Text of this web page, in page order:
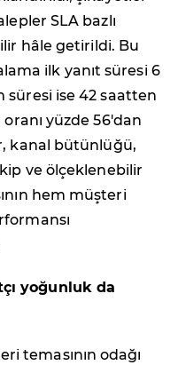
SLA bazlı
hâle getirildi. Bu
ilk yanıt süresi 6
süresi ise 42 saatten
yüzde 56'dan
kanal bütünlüğü,
ve ölçeklenebilir
hem müşteri
yoğunluk da
temasının odağı